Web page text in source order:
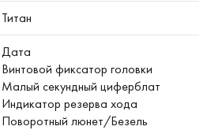
Титан
Дата
Винтовой фиксатор головки
Малый секундный циферблат
Индикатор резерва хода
Поворотный люнет/Безель